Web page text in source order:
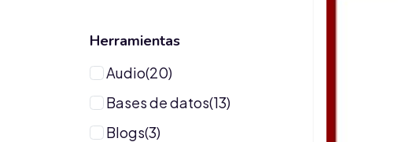
Herramientas
Audio(20)
Bases de datos(13)
Blogs(3)